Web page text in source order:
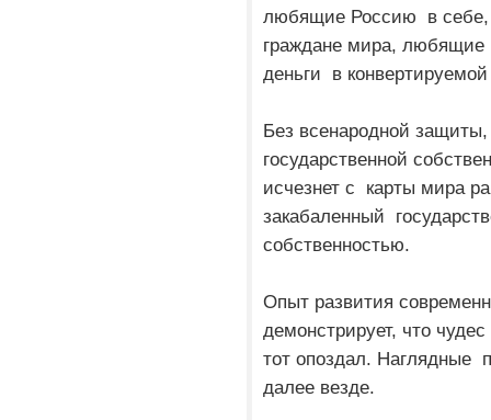
любящие Россию в себе,
граждане мира,
деньги в
Без всенародной
государственной
исчезнет с карты мира
закабаленный
собственностью.
Опыт развития
демонстрирует, что
тот опоздал. Наглядные
далее везде.